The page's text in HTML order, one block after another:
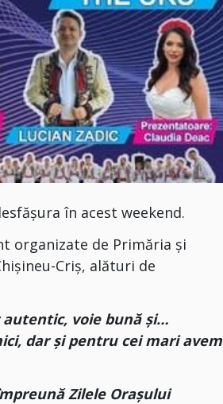
în acest weekend.
organizate de Primăria și
Criș, alături de
autentic, voie bună și…
dar și pentru cei mari avem
Zilele Orașului